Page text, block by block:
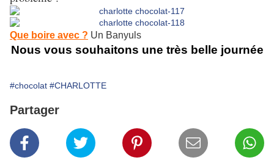
Que boire avec ? Un Banyuls
Nous vous souhaitons une très belle journée
#chocolat #CHARLOTTE
Partager